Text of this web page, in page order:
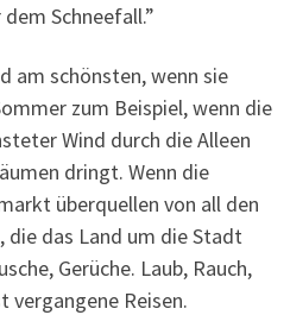
Schneefall.”
am schönsten, wenn sie
zum Beispiel, wenn die
Wind durch die Alleen
dringt. Wenn die
überquellen von all den
die das Land um die Stadt
Gerüche. Laub, Rauch,
vergangene Reisen.